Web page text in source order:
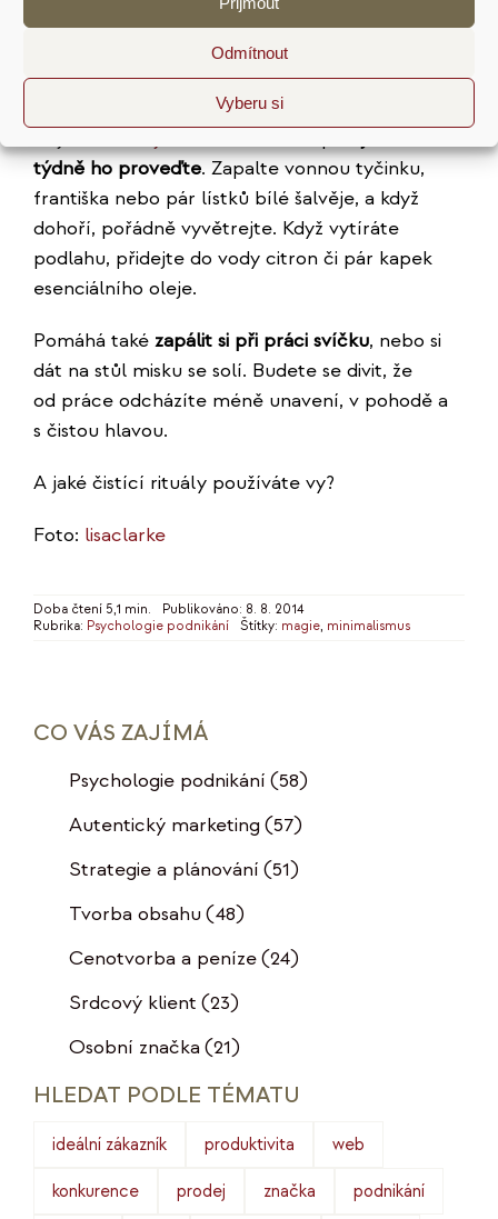
Odmítnout
Vyberu si
vlastních prostorách pravidelně pracují s klienty.
Ale pomáhá i kodérům, grafikům, copywriterům
a kreativním profesím.
týdně ho proveďte. Zapalte vonnou tyčinku,
františka nebo pár lístků bílé šalvěje, a když
dohoří, pořádně vyvětrejte. Když vytíráte
podlahu, přidejte do vody citron či pár kapek
esenciálního oleje.
Pomáhá také zapálit si při práci svíčku, nebo si
dát na stůl misku se solí. Budete se divit, že
od práce odcházíte méně unavení, v pohodě a
s čistou hlavou.
A jaké čistící rituály používáte vy?
Foto: lisaclarke
Doba čtení 5,1 min.
Publikováno: 8. 8. 2014
Rubrika: Psychologie podnikání Štítky: magie, minimalismus
CO VÁS ZAJÍMÁ
Psychologie podnikání (58)
Autentický marketing (57)
Strategie a plánování (51)
Tvorba obsahu (48)
Cenotvorba a peníze(24)
Srdcový klient (23)
Osobní značka (21)
HLEDAT PODLE TÉMATU
ideální zákazník produktivita web
konkurence prodej značka podnikání